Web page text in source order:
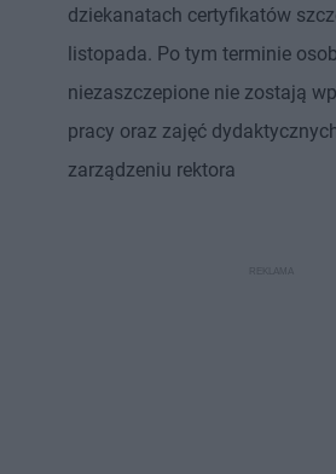
dziekanatach certyfikatów
listopada. Po tym terminie
niezaszczepione nie zostają
pracy oraz zajęć
zarządzeniu rektora